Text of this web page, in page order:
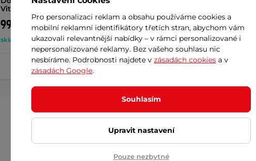
Vitamin C, 90 kapslí
99 Kč
skladem
+ Přidat do košíku
294 Kč 399 Kč
skladem
+ Přidat do košíku
Pro personalizaci reklam a obsahu používáme cookies a
mobilní reklamní identifikátory třetích stran, abychom vám
ukazovali relevantnější nabídky – v rámci personalizované i
nepersonalizované reklamy. Bez vašeho souhlasu nic
nesbíráme. Podrobnosti najdete v zásadách cookies a v
zásadách Google.
Souhlasím
Upravit nastavení
Pouze nezbytné